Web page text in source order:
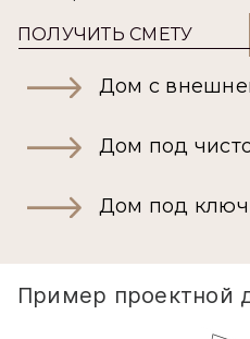
ПОЛУЧИТЬ СМЕТУ
Дом с
Дом под
Дом под ключ
Пример проектной